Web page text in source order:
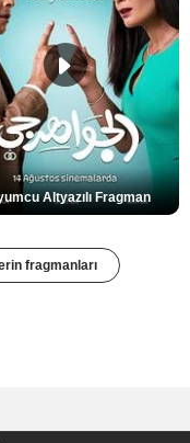
Altyazılı Fragman
fragmanları